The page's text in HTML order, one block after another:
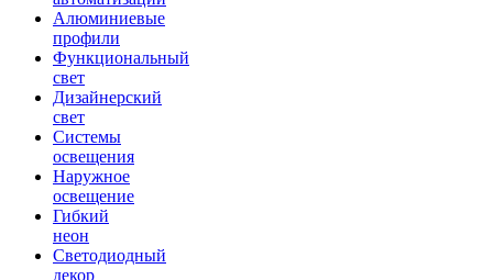
Алюминиевые
профили
Функциональный
свет
Дизайнерский
свет
Системы
освещения
Наружное
освещение
Гибкий
неон
Светодиодный
декор